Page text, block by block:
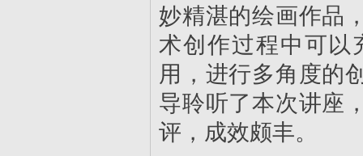
妙精湛的绘画作品
术创作过程中可以
用，进行多角度的
导聆听了本次讲座
评，成效颇丰。